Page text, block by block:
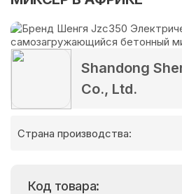
Shandong
Co., Ltd.
Страна производства:
Код товара: